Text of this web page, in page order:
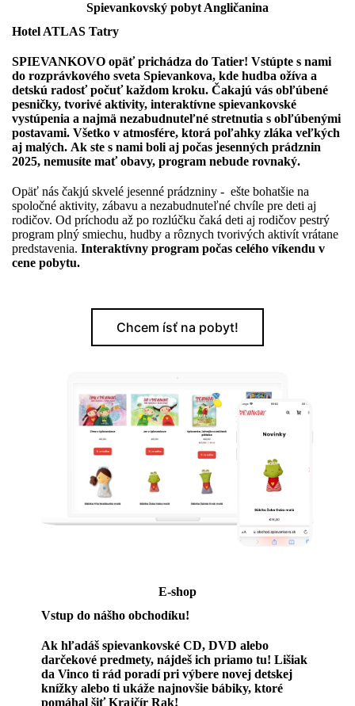
Spievankovský pobyt Angličanina
Hotel ATLAS Tatry
SPIEVANKOVO opäť prichádza do Tatier! Vstúpte s nami
do rozprávkového sveta Spievankova, kde hudba ožíva a
detskú radosť počuť každom kroku. Čakajú vás obľúbené
pesničky, tvorivé aktivity, interaktívne spievankovské
vystúpenia a najmä nezabudnuteľné stretnutia s obľúbenými
postavami. Všetko v atmosfére, ktorá poľahky zláka veľkých
aj malých. Ak ste s nami boli aj počas jesenných prádznin
2025, nemusíte mať obavy, program nebude rovnaký.
Opäť nás čakjú skvelé jesenné prádzniny - ešte bohatšie na
spoločné aktivity, zábavu a nezabudnuteľné chvíle pre deti aj
rodičov. Od príchodu až po rozlúčku čaká deti aj rodičov pestrý
program plný smiechu, hudby a rôznych tvorivých aktivít vrátane
predstavenia. Interaktívny program počas celého víkendu v
cene pobytu.
Chcem ísť na pobyt!
E-shop
Vstup do nášho obchodíku!
Ak hľadáš spievankovské CD, DVD alebo
darčekové predmety, nájdeš ich priamo tu! Lišiak
da Vinco ti rád poradí pri výbere novej detskej
knížky alebo ti ukáže najnovšie bábiky, ktoré
pomáhal šiť Krajčír Rak!